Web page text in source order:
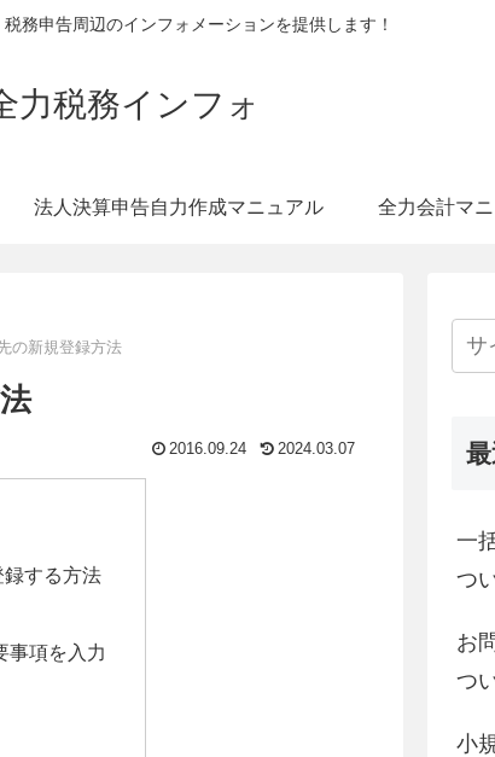
務申告周辺のインフォメーションを提供します！
力税務インフォ
法人決算申告自力作成マニュアル 全力会計マ
の新規登録方法
2016.09.24 2024.03.07
する方法
事項を入力
一
つ
お
つ
小